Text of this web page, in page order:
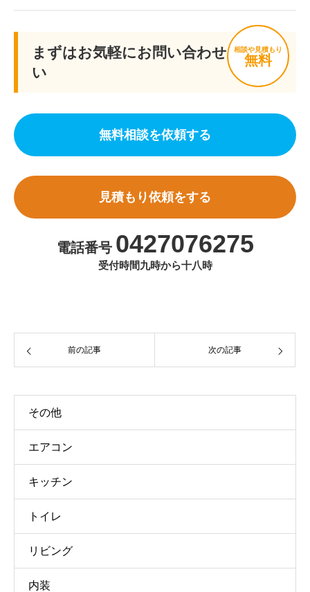
まずはお気軽にお問い合わせくださ
い
相談や見積もり
無料
無料相談を依頼する
見積もり依頼をする
電話番号 0427076275
受付時間九時から十八時
前の記事 次の記事
その他
エアコン
キッチン
トイレ
リビング
内装